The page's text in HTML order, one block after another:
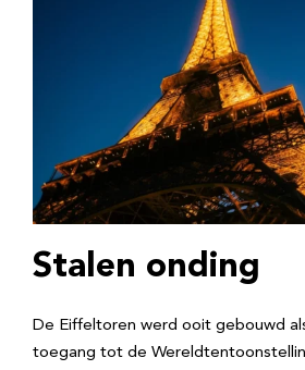
Stalen onding
De Eiffeltoren werd ooit gebouwd
toegang tot de